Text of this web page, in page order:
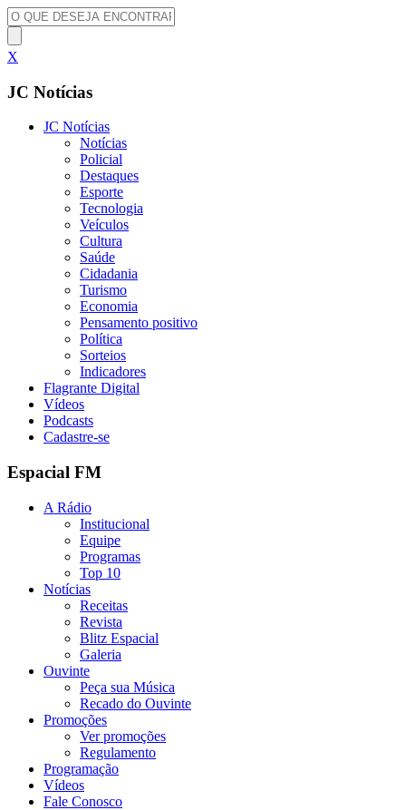
X
JC Notícias
JC Notícias
Notícias
Policial
Destaques
Esporte
Tecnologia
Veículos
Cultura
Saúde
Cidadania
Turismo
Economia
Pensamento positivo
Política
Sorteios
Indicadores
Flagrante Digital
Vídeos
Podcasts
Cadastre-se
Espacial FM
A Rádio
Institucional
Equipe
Programas
Top 10
Notícias
Receitas
Revista
Blitz Espacial
Galeria
Ouvinte
Peça sua Música
Recado do Ouvinte
Promoções
Ver promoções
Regulamento
Programação
Vídeos
Fale Conosco